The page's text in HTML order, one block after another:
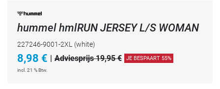
hummel hmlRUN JERSEY L/S WOMAN
227246-9001-2XL (white)
8,98 € | Adviesprijs 19,95 € JE BESPAART 55%
incl. 21 % Btw.